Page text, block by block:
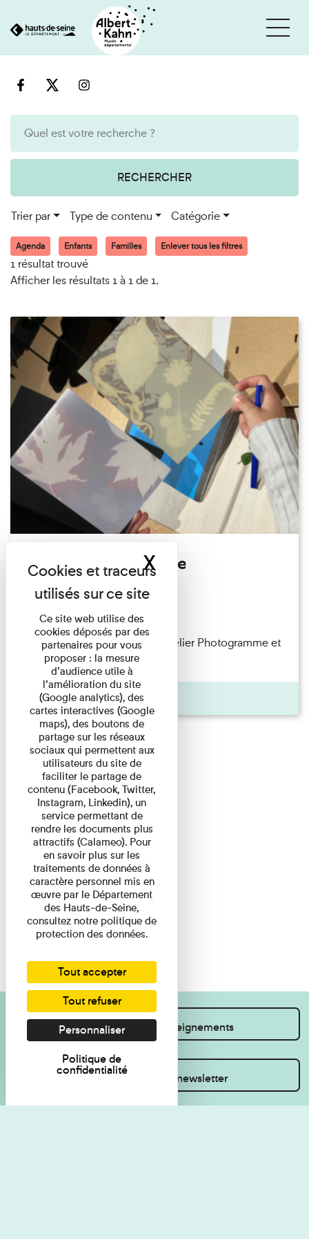
au
RECHERCHER
Trier par Type de contenu Catégorie
Agenda Enfants Familles Enlever tous les filtres
1 résultat trouvé
Afficher les résultats 1 à 1 de 1.
Atelier Photogramme
Familles
Du 23/08/2026 au 23/08/2026
Participez en famille à notre atelier Photogramme et
explorez une technique ...
Agenda
Je souhaite des renseignements
Inscrivez-vous à la newsletter
Cookies et traceurs utilisés sur ce site
Ce site web utilise des
cookies déposés par des
partenaires pour vous
proposer : la mesure
d’audience utile à
l’amélioration du site
(Google analytics), des
cartes interactives (Google
maps), des boutons de
partage sur les réseaux
sociaux qui permettent aux
utilisateurs du site de
faciliter le partage de
contenu (Facebook, Twitter,
Instagram, Linkedin), un
service permettant de
rendre les documents plus
attractifs (Calameo). Pour
en savoir plus sur les
traitements de données à
caractère personnel mis en
œuvre par le Département
des Hauts-de-Seine,
consultez notre politique de
protection des données.
Tout accepter
Tout refuser
Personnaliser
Politique de
confidentialité
XMasquer le